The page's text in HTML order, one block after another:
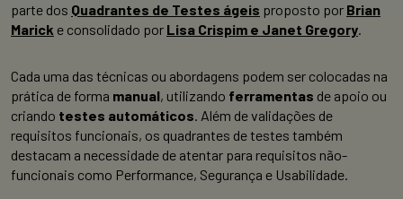
parte dos Quadrantes de Testes ágeis proposto por Brian
Marick e consolidado por Lisa Crispim e Janet Gregory.
Cada uma das técnicas ou abordagens podem ser colocadas na
prática de forma manual, utilizando ferramentas de apoio ou
criando testes automáticos. Além de validações de
requisitos funcionais, os quadrantes de testes também
destacam a necessidade de atentar para requisitos não-
funcionais como Performance, Segurança e Usabilidade.